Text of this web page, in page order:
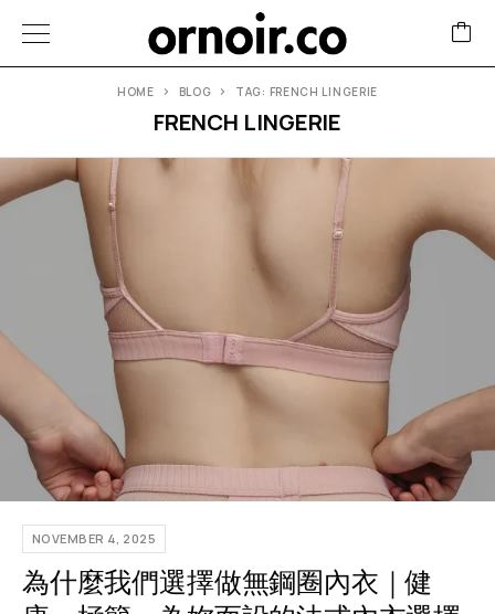
FRENCH LINGERIE
HOME BLOG TAG: FRENCH LINGERIE
NOVEMBER 4, 2025
為什麼我們選擇做無鋼圈內衣｜健